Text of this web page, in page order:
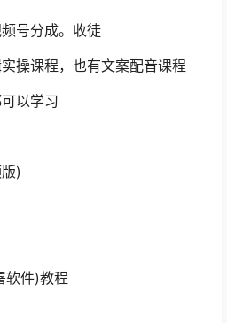
号分成。收徒
操课程，也有文案配音课程
以学习
)
软件)教程